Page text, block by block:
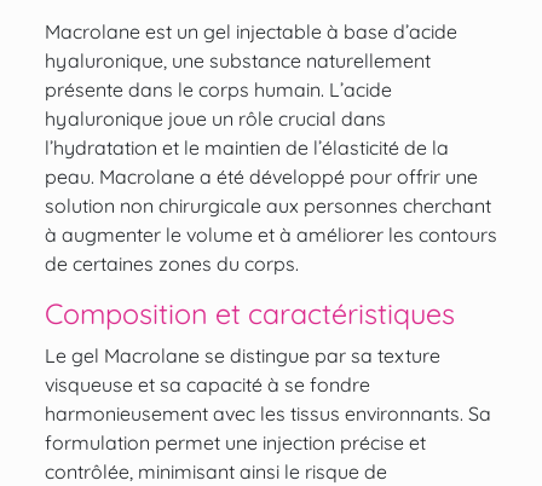
Macrolane est un gel injectable à base d’acide
hyaluronique, une substance naturellement
présente dans le corps humain. L’acide
hyaluronique joue un rôle crucial dans
l’hydratation et le maintien de l’élasticité de la
peau. Macrolane a été développé pour offrir une
solution non chirurgicale aux personnes cherchant
à augmenter le volume et à améliorer les contours
de certaines zones du corps.
Composition et caractéristiques
Le gel Macrolane se distingue par sa texture
visqueuse et sa capacité à se fondre
harmonieusement avec les tissus environnants. Sa
formulation permet une injection précise et
contrôlée, minimisant ainsi le risque de